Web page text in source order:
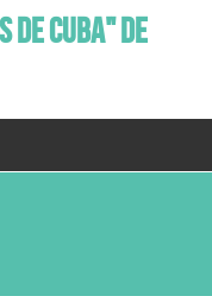
DE CUBA" DE